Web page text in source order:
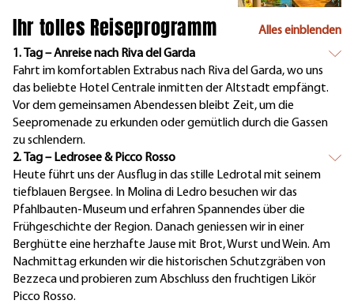
Ihr tolles Reiseprogramm
Alles einblenden
1. Tag – Anreise nach Riva del Garda
Fahrt im komfortablen Extrabus nach Riva del Garda, wo uns
das beliebte Hotel Centrale inmitten der Altstadt empfängt.
Vor dem gemeinsamen Abendessen bleibt Zeit, um die
Seepromenade zu erkunden oder gemütlich durch die Gassen
zu schlendern.
2. Tag – Ledrosee & Picco Rosso
Heute führt uns der Ausflug in das stille Ledrotal mit seinem
tiefblauen Bergsee. In Molina di Ledro besuchen wir das
Pfahlbauten-Museum und erfahren Spannendes über die
Frühgeschichte der Region. Danach geniessen wir in einer
Berghütte eine herzhafte Jause mit Brot, Wurst und Wein. Am
Nachmittag erkunden wir die historischen Schutzgräben von
Bezzeca und probieren zum Abschluss den fruchtigen Likör
Picco Rosso.